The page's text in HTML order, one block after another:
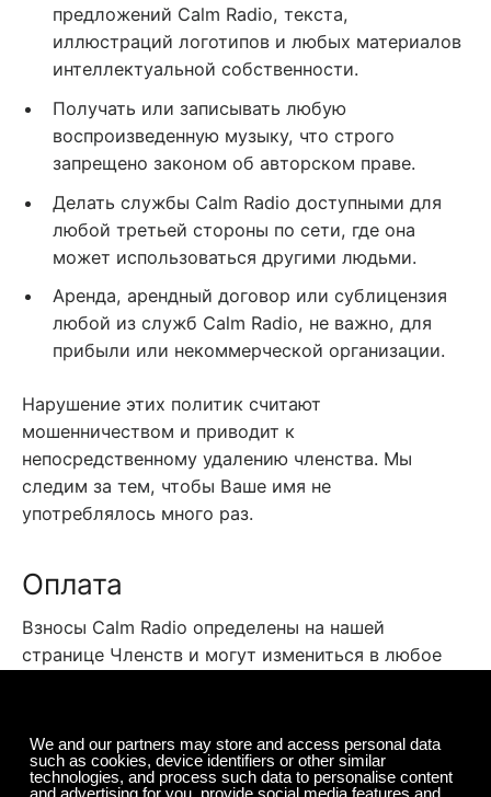
предложений Calm Radio, текста,
иллюстраций логотипов и любых материалов
интеллектуальной собственности.
Получать или записывать любую
воспроизведенную музыку, что строго
запрещено законом об авторском праве.
Делать службы Calm Radio доступными для
любой третьей стороны по сети, где она
может использоваться другими людьми.
Аренда, арендный договор или сублицензия
любой из служб Calm Radio, не важно, для
прибыли или некоммерческой организации.
Нарушение этих политик считают
мошенничеством и приводит к
непосредственному удалению членства. Мы
следим за тем, чтобы Ваше имя не
употреблялось много раз.
Оплата
Взносы Calm Radio определены на нашей
странице Членств и могут измениться в любое
дополнительно к комиссиям за участие для
жителей Канады.